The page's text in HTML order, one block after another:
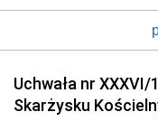
Dziennik
Elektronicznej
Dziennik
Uchwała nr
Skarżysku